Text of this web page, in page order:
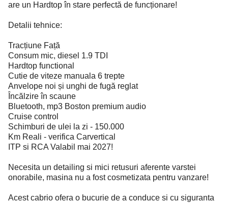
are un Hardtop în stare perfectă de funcționare!
Detalii tehnice:
Tracțiune Față
Consum mic, diesel 1.9 TDI
Hardtop functional
Cutie de viteze manuala 6 trepte
Anvelope noi și unghi de fugă reglat
Încălzire în scaune
Bluetooth, mp3 Boston premium audio
Cruise control
Schimburi de ulei la zi - 150.000
Km Reali - verifica Carvertical
ITP si RCA Valabil mai 2027!
Necesita un detailing si mici retusuri aferente varstei
onorabile, masina nu a fost cosmetizata pentru vanzare!
Acest cabrio ofera o bucurie de a conduce si cu siguranta